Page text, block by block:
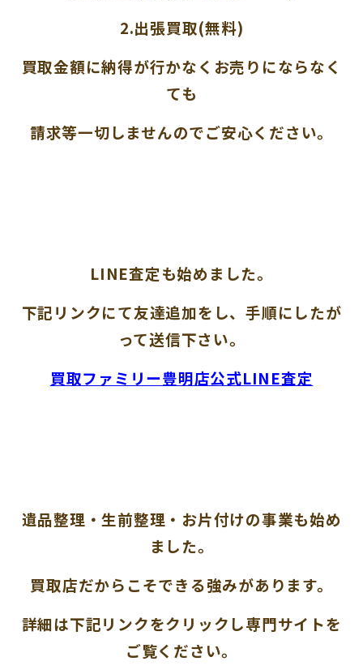
2.出張買取(無料)
買取金額に納得が行かなくお売りにならなく
ても
請求等一切しませんのでご安心ください。
LINE査定も始めました。
下記リンクにて友達追加をし、手順にしたが
って送信下さい。
買取ファミリー豊明店公式LINE査定
遺品整理・生前整理・お片付けの事業も始め
ました。
買取店だからこそできる強みがあります。
詳細は下記リンクをクリックし専門サイトを
ご覧ください。